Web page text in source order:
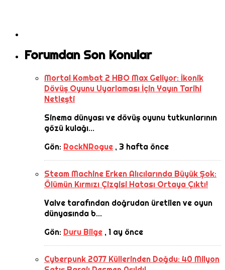
Forumdan Son Konular
Mortal Kombat 2 HBO Max Geliyor: İkonik
Dövüş Oyunu Uyarlaması İçin Yayın Tarihi
Netleşti
Sinema dünyası ve dövüş oyunu tutkunlarının
gözü kulağı...
Gön: RockNRogue , 3 hafta önce
Steam Machine Erken Alıcılarında Büyük Şok:
Ölümün Kırmızı Çizgisi Hatası Ortaya Çıktı!
Valve tarafından doğrudan üretilen ve oyun
dünyasında b...
Gön: Duru Bilge ,1 ay önce
Cyberpunk 2077 Küllerinden Doğdu: 40 Milyon